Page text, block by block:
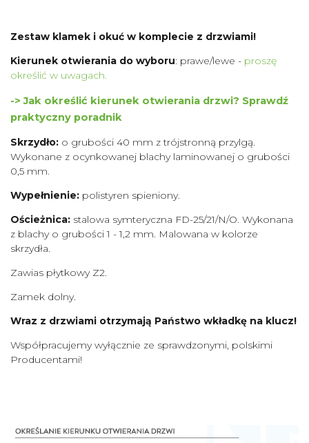
Zestaw klamek i okuć w komplecie z drzwiami!
Kierunek otwierania do wyboru: prawe/lewe - proszę
określić w uwagach.
-> Jak określić kierunek otwierania drzwi? Sprawdź
praktyczny poradnik
Skrzydło: o grubości 40 mm z trójstronną przylgą.
Wykonane z ocynkowanej blachy laminowanej o grubości
0,5 mm.
Wypełnienie: polistyren spieniony.
Ościeżnica: stalowa symteryczna FD-25/21/N/O. Wykonana
z blachy o grubości 1 - 1,2 mm. Malowana w kolorze
skrzydła.
Zawias płytkowy Z2.
Zamek dolny.
Wraz z drzwiami otrzymają Państwo wkładkę na klucz!
Współpracujemy wyłącznie ze sprawdzonymi, polskimi
Producentami!